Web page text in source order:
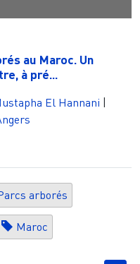
au Maroc. Un
à pré...
El Hannani |
arborés
Maroc